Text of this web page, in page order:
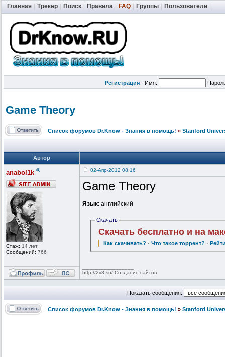
Главная Трекер Поиск Правила FAQ Группы Пользователи
Регистрация · Имя:
Game Theory
Список форумов Dr.Know - Знания в помощь! » Stanford
Автор
anabol1k ®
Стаж: 14 лет
Сообщений: 766
02-Апр-2012 08:16
Game Theory
Язык: английский
Скачать
Скачать бесплатно и на
Как скачивать? ·Что такое торрент? ·
http://2v3.su/ Создание сайтов
Показать сообщения:
Список форумов Dr.Know - Знания в помощь! » Stanford